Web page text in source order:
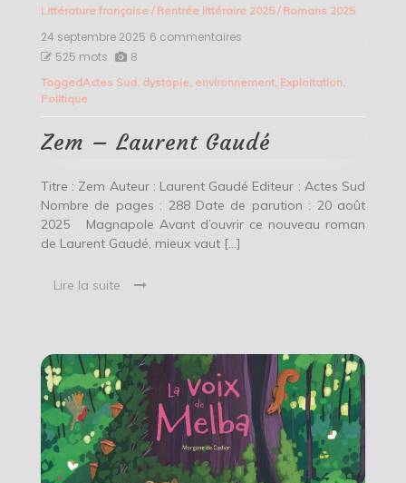
Littérature française/ Rentrée littéraire 2025/ Romans 2025
24 septembre 2025 6 commentaires
Laurent
525 mots 8
TaggedActes Sud, dystopie, environnement, Exploitation,
Politique
Zem – Laurent Gaudé
Titre : Zem Auteur : Laurent Gaudé Editeur : Actes Sud
Nombre de pages : 288 Date de parution : 20 août
2025 Magnapole Avant d’ouvrir ce nouveau roman
de Laurent Gaudé, mieux vaut […]
Lire la suite